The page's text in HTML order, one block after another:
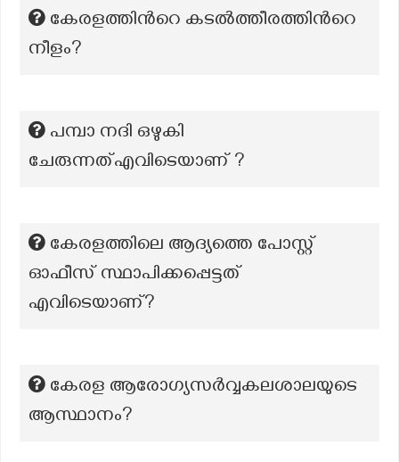
കേരളത്തിന്‍റെ കടൽത്തീരത്തിന്‍റെ
നീളം?
പമ്പാ നദി ഒഴുകി
ചേരുന്നത്എവിടെയാണ് ?
കേരളത്തിലെ ആദ്യത്തെ പോസ്റ്റ്
ഓഫീസ് സ്ഥാപിക്കപ്പെട്ടത്
എവിടെയാണ്?
കേരള ആരോഗ്യസര്‍വ്വകലശാലയുടെ
ആസ്ഥാനം?